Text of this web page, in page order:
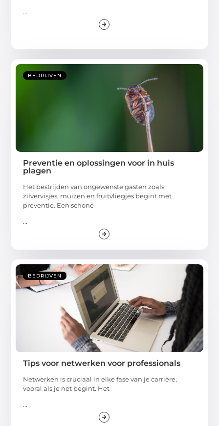
...
BEDRIJVEN
Preventie en oplossingen voor in huis
plagen
Het bestrijden van ongewenste gasten zoals
zilvervisjes, muizen en fruitvliegjes begint met
preventie. Een schone
...
BEDRIJVEN
Tips voor netwerken voor professionals
Netwerken is cruciaal in elke fase van je carrière,
vooral als je net begint. Het
...